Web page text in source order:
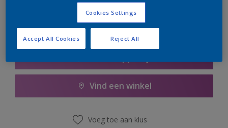
Vind een winkel
Voeg toe aan klus
Cookies Settings
Reject All
Accept All Cookies